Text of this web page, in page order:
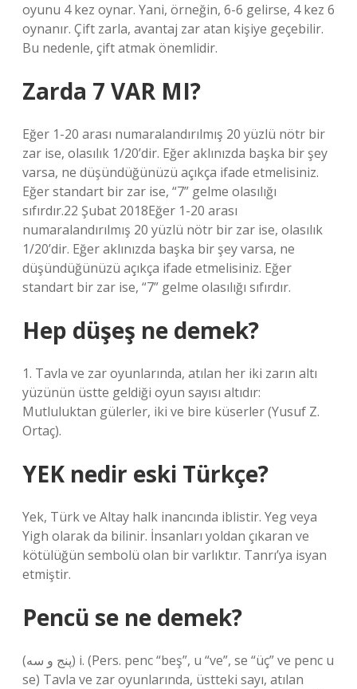
oyunu 4 kez oynar. Yani, örneğin, 6-6 gelirse, 4 kez 6
oynanır. Çift zarla, avantaj zar atan kişiye geçebilir.
Bu nedenle, çift atmak önemlidir.
Zarda 7 VAR MI?
Eğer 1-20 arası numaralandırılmış 20 yüzlü nötr bir
zar ise, olasılık 1/20’dir. Eğer aklınızda başka bir şey
varsa, ne düşündüğünüzü açıkça ifade etmelisiniz.
Eğer standart bir zar ise, “7” gelme olasılığı
sıfırdır.22 Şubat 2018Eğer 1-20 arası
numaralandırılmış 20 yüzlü nötr bir zar ise, olasılık
1/20’dir. Eğer aklınızda başka bir şey varsa, ne
düşündüğünüzü açıkça ifade etmelisiniz. Eğer
standart bir zar ise, “7” gelme olasılığı sıfırdır.
Hep düşeş ne demek?
1. Tavla ve zar oyunlarında, atılan her iki zarın altı
yüzünün üstte geldiği oyun sayısı altıdır:
Mutluluktan gülerler, iki ve bire küserler (Yusuf Z.
Ortaç).
YEK nedir eski Türkçe?
Yek, Türk ve Altay halk inancında iblistir. Yeg veya
Yigh olarak da bilinir. İnsanları yoldan çıkaran ve
kötülüğün sembolü olan bir varlıktır. Tanrı’ya isyan
etmiştir.
Pencü se ne demek?
(ﭘﻨﺞ ﻭ ﺳﻪ) i. (Pers. penc “beş”, u “ve”, se “üç” ve penc u
se) Tavla ve zar oyunlarında, üstteki sayı, atılan